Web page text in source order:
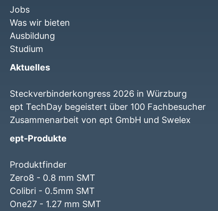
Jobs
Was wir bieten
Ausbildung
Studium
Aktuelles
Steckverbinderkongress 2026 in Würzburg
ept TechDay begeistert über 100 Fachbesucher
Zusammenarbeit von ept GmbH und Swelex
ept-Produkte
Produktfinder
Zero8 - 0.8 mm SMT
Colibri - 0.5mm SMT
One27 - 1.27 mm SMT